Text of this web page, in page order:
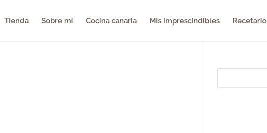
Tienda Sobre mí Cocina canaria Mis imprescindibles Recetario